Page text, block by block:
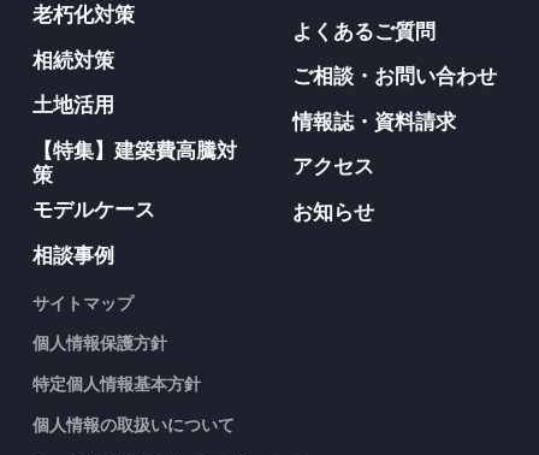
老朽化対策
相続対策
土地活用
【特集】建築費高騰対
策
モデルケース
相談事例
よくあるご質問
ご相談・お問い合わせ
情報誌・資料請求
アクセス
お知らせ
サイトマップ
個人情報保護方針
特定個人情報基本方針
個人情報の取扱いについて